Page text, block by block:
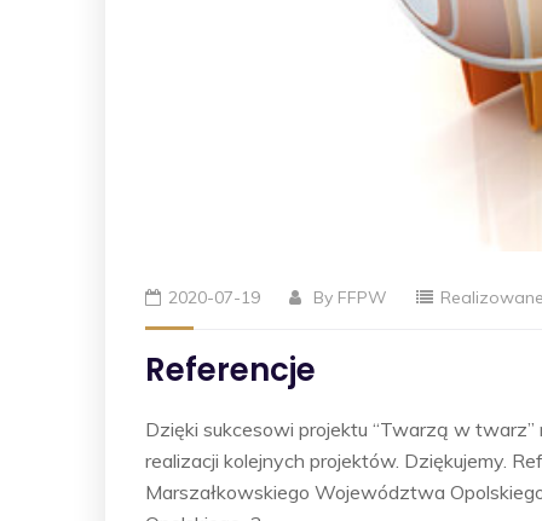
2020-07-19 By FFPW
Referencje
Dzięki sukcesowi projektu “Twarzą w
realizacji kolejnych projektów. Dziękujemy.
Marszałkowskiego Województwa